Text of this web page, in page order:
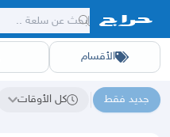
الأقسامأجهزةعقار ديلالشرقيهجدهمكه
جديد فقط كل الأوقات